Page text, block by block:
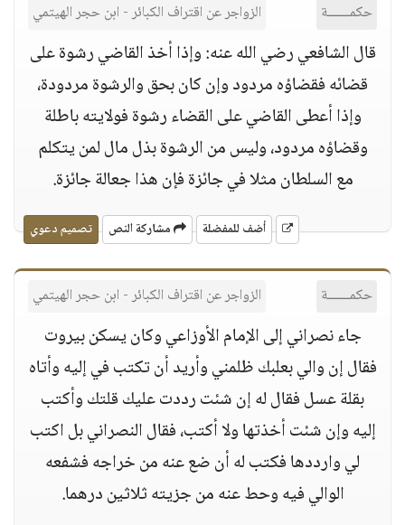
حكمــــــة الزواجر عن اقتراف الكبائر - ابن حجر الهيتمي
قال الشافعي رضي الله عنه: وإذا أخذ القاضي رشوة على
قضائه فقضاؤه مردود وإن كان بحق والرشوة مردودة،
وإذا أعطى القاضي على القضاء رشوة فولايته باطلة
وقضاؤه مردود، وليس من الرشوة بذل مال لمن يتكلم
مع السلطان مثلا في جائزة فإن هذا جعالة جائزة.
أضف للمفضلة مشاركة النص تصميم دعوي
حكمــــــة الزواجر عن اقتراف الكبائر - ابن حجر الهيتمي
جاء نصراني إلى الإمام الأوزاعي وكان يسكن بيروت
فقال إن والي بعلبك ظلمني وأريد أن تكتب في إليه وأتاه
بقلة عسل فقال له إن شئت رددت عليك قلتك وأكتب
إليه وإن شئت أخذتها ولا أكتب، فقال النصراني بل اكتب
لي وارددها فكتب له أن ضع عنه من خراجه فشفعه
الوالي فيه وحط عنه من جزيته ثلاثين درهما.